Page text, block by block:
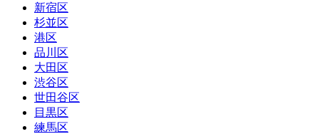
新宿区
杉並区
港区
品川区
大田区
渋谷区
世田谷区
目黒区
練馬区